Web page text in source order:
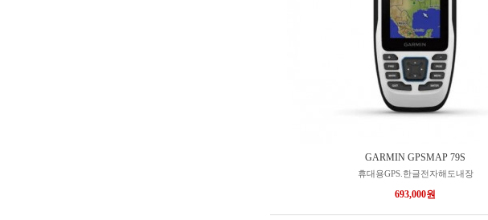
GARMIN GPSMAP 79S
휴대용GPS.한글전자해도내장
693,000원